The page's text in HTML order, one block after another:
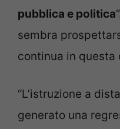
pubblica e politica
sembra
continua in questa
“L’istruzione a
generato una